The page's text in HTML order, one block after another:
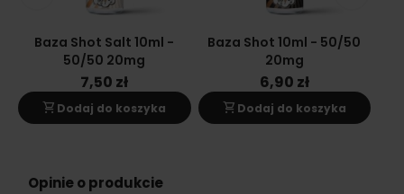
Baza Shot Salt 10ml -
50/50 20mg
7,50 zł
shopping_cart Dodaj do koszyka
Baza Shot 10ml - 50/50
20mg
6,90 zł
shopping_cart Dodaj do koszyka
Opinie o produkcie